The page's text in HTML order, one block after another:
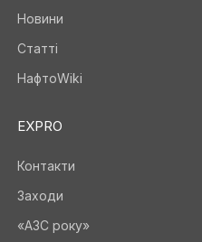
Новини
Статті
НафтоWiki
EXPRO
Контакти
Заходи
«АЗС року»